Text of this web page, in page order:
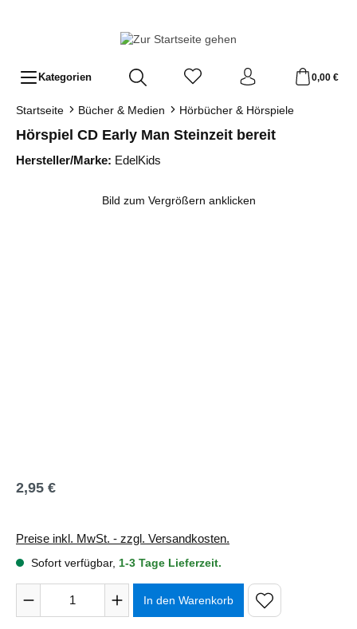
Kategorien 0,00 €
Startseite Bücher & Medien Hörbücher & Hörspiele
Hörspiel CD Early Man Steinzeit bereit
Hersteller/Marke: EdelKids
Bild zum Vergrößern anklicken
Regulärer Preis:
2,95 €
Preise inkl. MwSt. - zzgl. Versandkosten.
Sofort verfügbar, 1-3 Tage Lieferzeit.
Produkt Anzahl: Gib den gewünschten Wert ein oder
In den Warenkorb